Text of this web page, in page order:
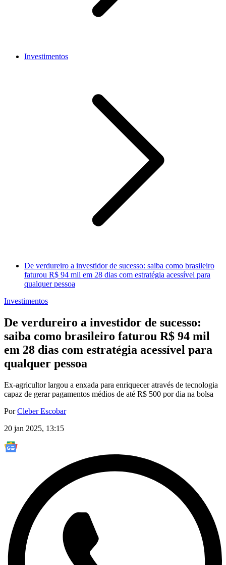
Investimentos
De verdureiro a investidor de sucesso: saiba como brasileiro
faturou R$ 94 mil em 28 dias com estratégia acessível para
qualquer pessoa
Investimentos
De verdureiro a investidor de sucesso:
saiba como brasileiro faturou R$ 94 mil
em 28 dias com estratégia acessível para
qualquer pessoa
Ex-agricultor largou a enxada para enriquecer através de tecnologia
capaz de gerar pagamentos médios de até R$ 500 por dia na bolsa
PorCleber Escobar
20 jan 2025, 13:15